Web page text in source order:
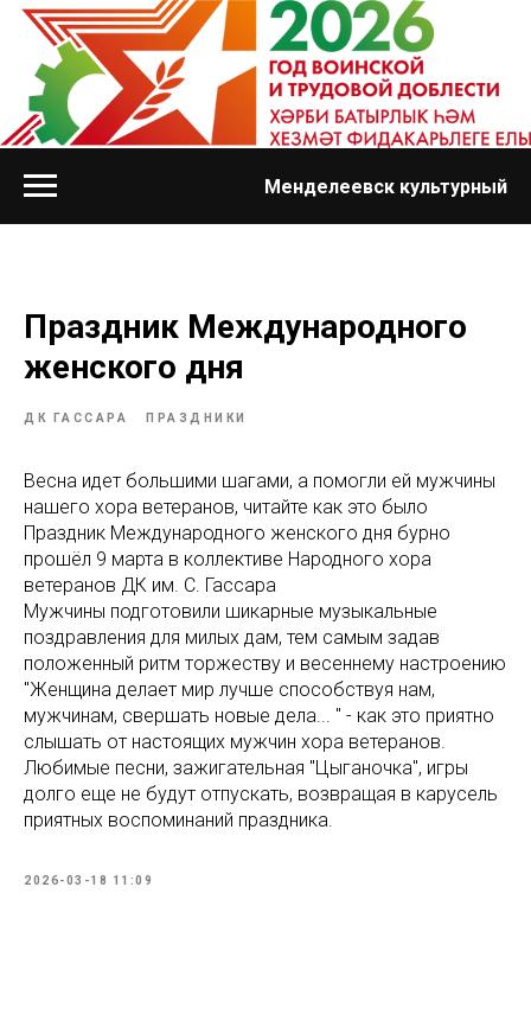
Менделеевск культурный
Праздник Международного
женского дня
ДК ГАССАРА ПРАЗДНИКИ
Весна идет большими шагами, а помогли ей мужчины
нашего хора ветеранов, читайте как это было
Праздник Международного женского дня бурно
прошёл 9 марта в коллективе Народного хора
ветеранов ДК им. С. Гассара
Мужчины подготовили шикарные музыкальные
поздравления для милых дам, тем самым задав
положенный ритм торжеству и весеннему настроению
"Женщина делает мир лучше способствуя нам,
мужчинам, свершать новые дела... " - как это приятно
слышать от настоящих мужчин хора ветеранов.
Любимые песни, зажигательная "Цыганочка", игры
долго еще не будут отпускать, возвращая в карусель
приятных воспоминаний праздника.
2026-03-18 11:09